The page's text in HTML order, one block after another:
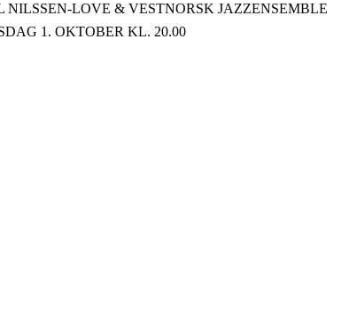
NILSSEN-LOVE & VESTNORSK JAZZENSEMBLE
1. OKTOBER KL. 20.00